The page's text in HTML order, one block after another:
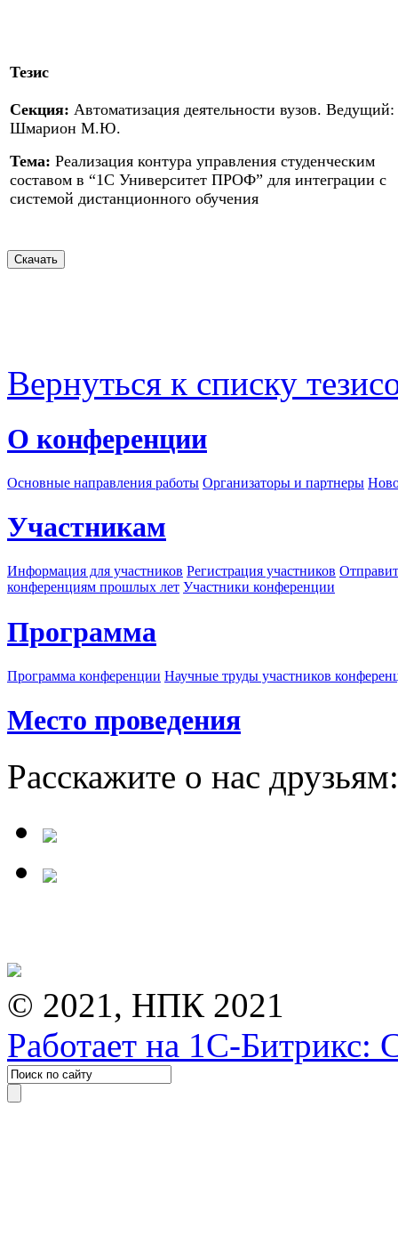
Тезис
Секция: Автоматизация деятельности вузов. Ведущий:
Шмарион М.Ю.
Тема: Реализация контура управления студенческим
составом в “1С Университет ПРОФ” для интеграции с
системой дистанционного обучения
Вернуться к списку
О конференции
Основные направления работы Организаторы и партнеры
Участникам
Информация для участников Регистрация участников
конференциям прошлых лет Участники конференции
Программа
Программа конференции Научные труды участников
Место проведения
Расскажите о нас друзьям:
© 2021, НПК 2021
Работает на 1С-Битрикс: